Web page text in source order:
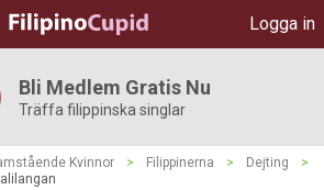
Logga in
Bli Medlem Gratis Nu
Träffa filippinska singlar
Kvinnor > Filippinerna > Dejting
>